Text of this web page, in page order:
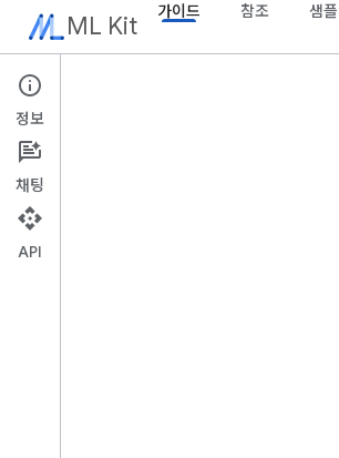
ML Kit 가이드 참조 샘플
가이드
개요
정보
채팅
API